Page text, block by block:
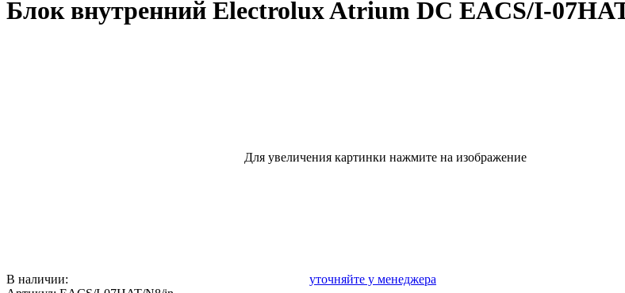
Блок внутренний Electrolux Atrium DC EACS/I-
Для увеличения картинки нажмите на изображение
В наличии:
уточняйте у менеджера